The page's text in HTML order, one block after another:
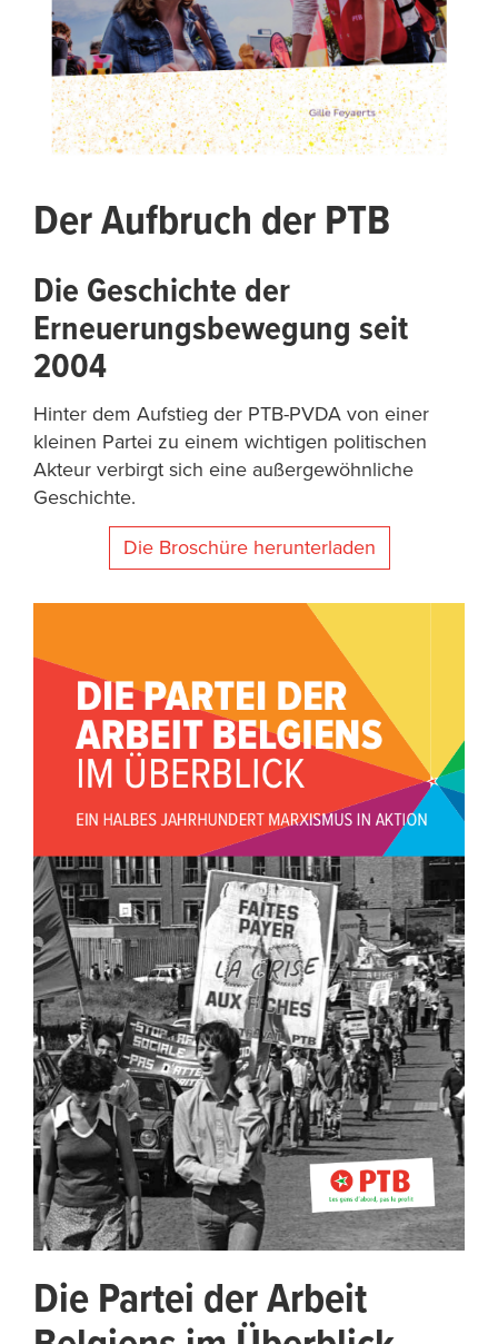
Der Aufbruch der PTB
Die Geschichte der
Erneuerungsbewegung seit
2004
Hinter dem Aufstieg der PTB-PVDA von einer
kleinen Partei zu einem wichtigen politischen
Akteur verbirgt sich eine außergewöhnliche
Geschichte.
Die Broschüre herunterladen
Die Partei der Arbeit